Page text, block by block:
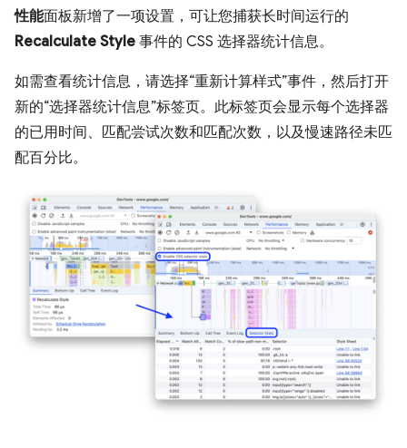
性能面板新增了一项设置，可让您捕获长时间运行的
Recalculate Style 事件的 CSS 选择器统计信息。
如需查看统计信息，请选择“重新计算样式”事件，然后打开
新的“选择器统计信息”标签页。 此标签页会显示每个选择器
的已用时间、匹配尝试次数和匹配次数，以及慢速路径未匹
配百分比。